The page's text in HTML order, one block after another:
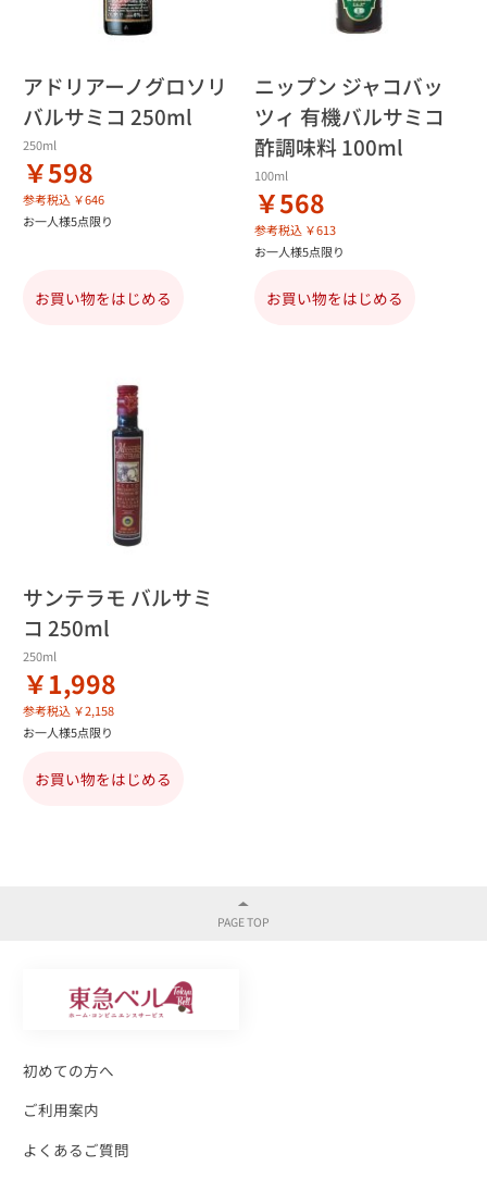
アドリアーノグロソリ
バルサミコ 250ml
250ml
￥598
参考税込 ￥646
お一人様5点限り
お買い物をはじめる
ニップン ジャコバッ
ツィ 有機バルサミコ
酢調味料 100ml
100ml
￥568
参考税込 ￥613
お一人様5点限り
お買い物をはじめる
サンテラモ バルサミ
コ 250ml
250ml
￥1,998
参考税込 ￥2,158
お一人様5点限り
お買い物をはじめる
初めての方へ
ご利用案内
よくあるご質問